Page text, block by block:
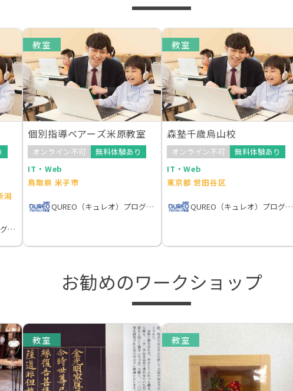
潟
QUREO（キュレオ）プログラミング教室
教室
個別指導ベアーズ米原教室
オンライン不可
無料体験あり
IT・Web
鳥取県 米子市
QUREO（キュレオ）プログラミング教室
教室
森塾千歳烏山校
オンライン不可
無料体験あり
IT・Web
東京都 世田谷区
QUREO（キュレオ）プログラミング教室
お勧めのワークショップ
教室 教室